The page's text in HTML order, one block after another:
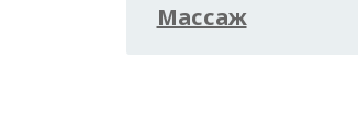
Массаж